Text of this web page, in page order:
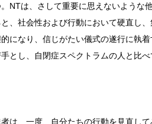
NTは、さして重要に思えないような
、社会性および行動において硬直し
になり、信じがたい儀式の遂行に執
手とし、自閉症スペクトラムの人と比べ
は、一度、自分たちの行動を見直して